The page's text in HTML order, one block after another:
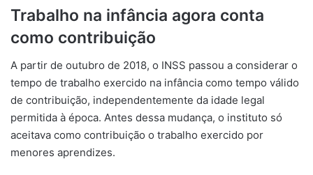
Trabalho na infância agora conta
como contribuição
A partir de outubro de 2018, o INSS passou a considerar o
tempo de trabalho exercido na infância como tempo válido
de contribuição, independentemente da idade legal
permitida à época. Antes dessa mudança, o instituto só
aceitava como contribuição o trabalho exercido por
menores aprendizes.